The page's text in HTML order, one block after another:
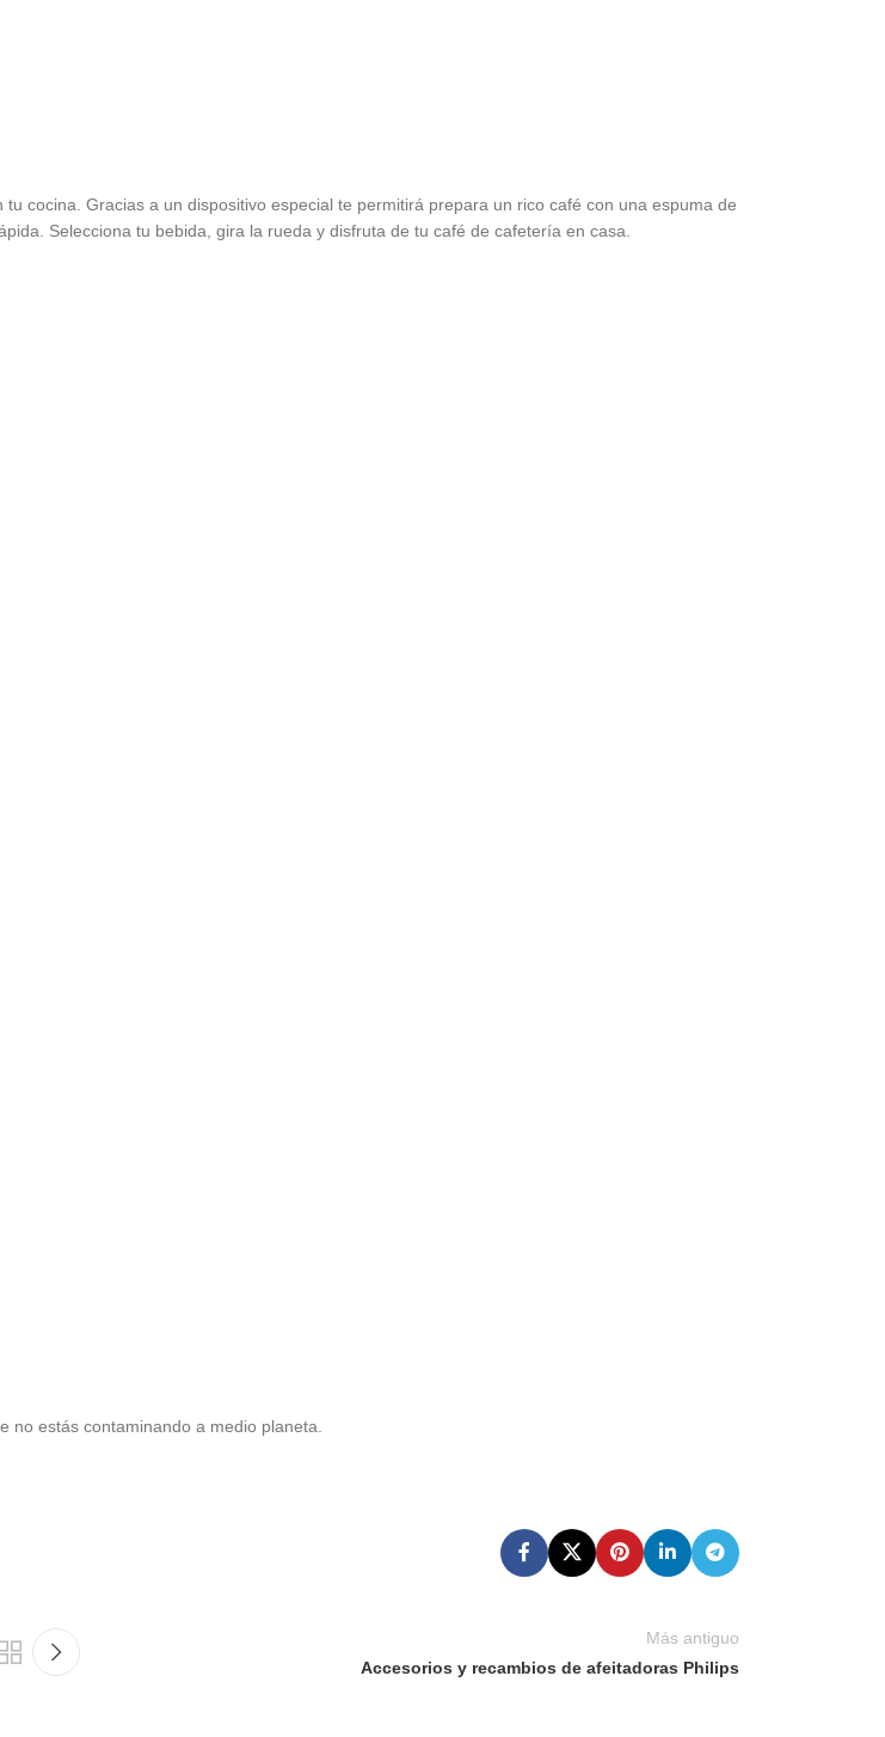
tu cocina. Gracias a un dispositivo especial te permitirá prepara un rico café con una espuma de
Selecciona tu bebida, gira la rueda y disfruta de tu café de cafetería en casa.
no estás contaminando a medio planeta.
Más antiguo
Accesorios y recambios de afeitadoras Philips